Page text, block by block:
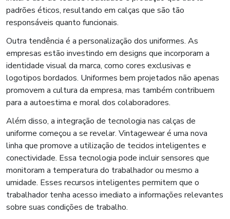
padrões éticos, resultando em calças que são tão
responsáveis quanto funcionais.
Outra tendência é a personalização dos uniformes. As
empresas estão investindo em designs que incorporam a
identidade visual da marca, como cores exclusivas e
logotipos bordados. Uniformes bem projetados não apenas
promovem a cultura da empresa, mas também contribuem
para a autoestima e moral dos colaboradores.
Além disso, a integração de tecnologia nas calças de
uniforme começou a se revelar. Vintagewear é uma nova
linha que promove a utilização de tecidos inteligentes e
conectividade. Essa tecnologia pode incluir sensores que
monitoram a temperatura do trabalhador ou mesmo a
umidade. Esses recursos inteligentes permitem que o
trabalhador tenha acesso imediato a informações relevantes
sobre suas condições de trabalho.